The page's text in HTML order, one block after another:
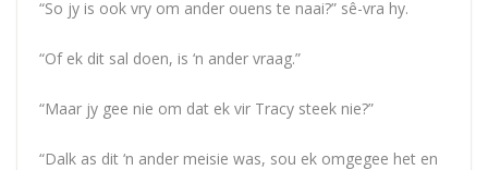
“So jy is ook vry om ander ouens te naai?” sê-vra hy.
“Of ek dit sal doen, is ‘n ander vraag.”
“Maar jy gee nie om dat ek vir Tracy steek nie?”
“Dalk as dit ‘n ander meisie was, sou ek omgegee het en